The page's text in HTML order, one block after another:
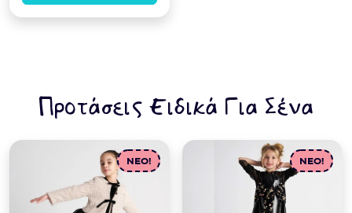
Προτάσεις Ειδικά Για Σένα
NEO! NEO!